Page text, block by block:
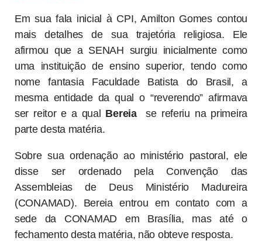
Em sua fala inicial à CPI, Amilton Gomes contou
mais detalhes de sua trajetória religiosa. Ele
afirmou que a SENAH surgiu inicialmente como
uma instituição de ensino superior, tendo como
nome fantasia Faculdade Batista do Brasil, a
mesma entidade da qual o “reverendo” afirmava
ser reitor e a qual Bereia
se referiu na primeira
parte desta matéria.
Sobre sua ordenação ao ministério pastoral, ele
disse ser ordenado pela Convenção das
Assembleias de Deus Ministério Madureira
(CONAMAD). Bereia entrou em contato com a
sede da CONAMAD em Brasília, mas até o
fechamento desta matéria, não obteve resposta.